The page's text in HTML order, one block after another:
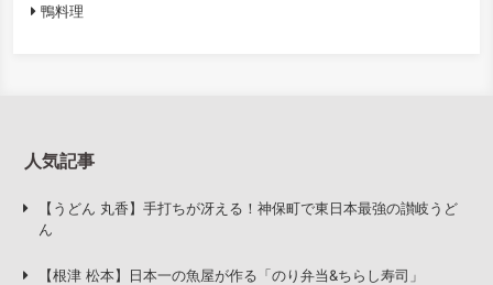
鴨料理
人気記事
【うどん 丸香】手打ちが冴える！神保町で東日本最強の讃岐うど
ん
【根津 松本】日本一の魚屋が作る「のり弁当&ちらし寿司」